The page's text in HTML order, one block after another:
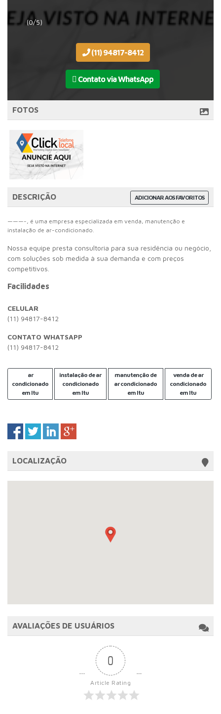
(0/5)
(11) 94817-8412
Contato via WhatsApp
FOTOS
ADICIONAR AOS FAVORITOS
DESCRIÇÃO
———-, é uma empresa especializada em venda, manutenção e
instalação de ar-condicionado.
Nossa equipe presta consultoria para sua residência ou negócio,
com soluções sob medida à sua demanda e com preços
competitivos.
Facilidades
CELULAR
(11) 94817-8412
CONTATO WHATSAPP
(11) 94817-8412
ar
condicionado
em Itu
instalação de ar
condicionado
em Itu
manutenção de
ar condicionado
em Itu
venda de ar
condicionado
em Itu
LOCALIZAÇÃO
AVALIAÇÕES DE USUÁRIOS
0
Article Rating